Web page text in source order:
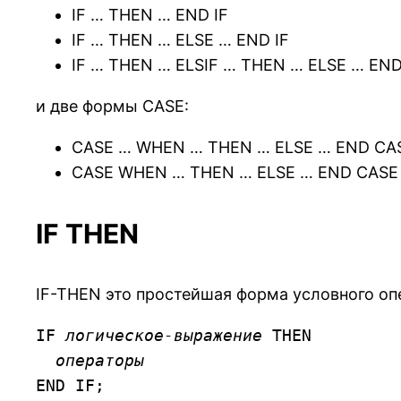
IF … THEN … END IF
IF … THEN … ELSE … END IF
IF … THEN … ELSIF … THEN … ELSE …
и две формы CASE:
CASE … WHEN … THEN … ELSE … END
CASE WHEN … THEN … ELSE … END CASE
IF THEN
IF-THEN это простейшая форма условного
IF логическое-выражение THEN
операторы
END IF;